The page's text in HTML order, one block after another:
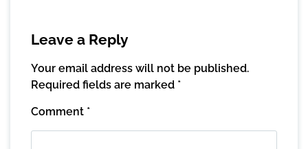
Leave a Reply
Your email address will not be published.
Required fields are marked *
Comment *